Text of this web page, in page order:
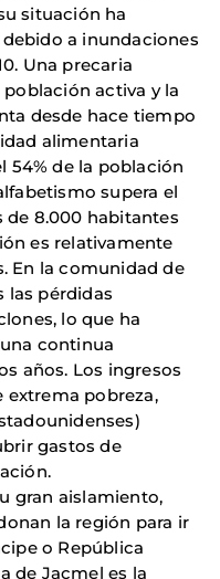
situación ha
a inundaciones
Una precaria
activa y la
desde hace tiempo
alimentaria
54% de la población
supera el
de 8.000 habitantes
es relativamente
En la comunidad de
las pérdidas
lo que ha
continua
años. Los ingresos
extrema pobreza,
gastos de
gran aislamiento,
la región para ir
o República
de Jacmel es la